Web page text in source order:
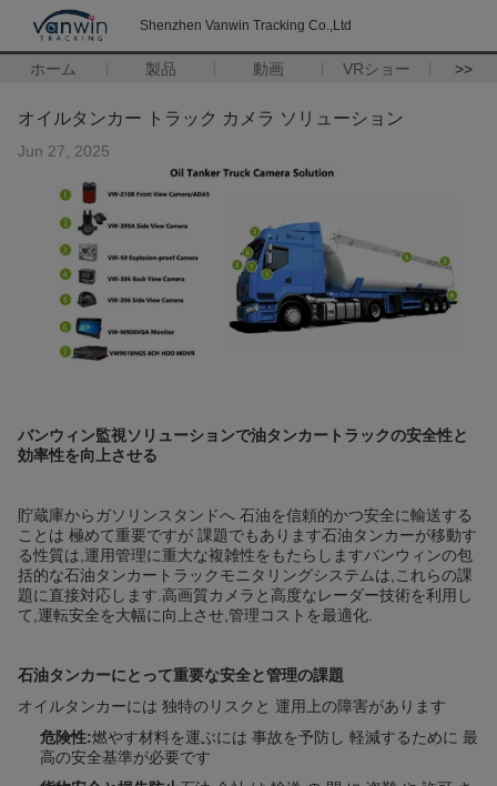
Shenzhen Vanwin Tracking Co.,Ltd
ホーム 製品 動画 VRショー >>
オイルタンカー トラック カメラ ソリューション
Jun 27, 2025
バンウィン監視ソリューションで油タンカートラックの安全性と
効率性を向上させる
貯蔵庫からガソリンスタンドへ 石油を信頼的かつ安全に輸送する
ことは 極めて重要ですが 課題でもあります石油タンカーが移動す
る性質は,運用管理に重大な複雑性をもたらしますバンウィンの包
括的な石油タンカートラックモニタリングシステムは,これらの課
題に直接対応します.高画質カメラと高度なレーダー技術を利用し
て,運転安全を大幅に向上させ,管理コストを最適化.
石油タンカーにとって重要な安全と管理の課題
オイルタンカーには 独特のリスクと 運用上の障害があります
危険性:燃やす材料を運ぶには 事故を予防し 軽減するために 最
高の安全基準が必要です